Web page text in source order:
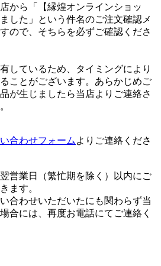
から「【縁煌オンラインショッ
した」という件名のご注文確認メ
ので、そちらを必ずご確認くださ
しているため、タイミングにより
ことがございます。あらかじめご
が生じましたら当店よりご連絡さ
合わせフォーム よりご連絡くださ
営業日（繁忙期を除く）以内にご
ます。
合わせいただいたにも関わらず当
合には、再度お電話にてご連絡く